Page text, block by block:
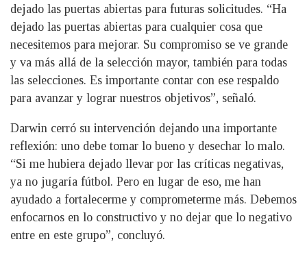
dejado las puertas abiertas para futuras solicitudes. “Ha
dejado las puertas abiertas para cualquier cosa que
necesitemos para mejorar. Su compromiso se ve grande
y va más allá de la selección mayor, también para todas
las selecciones. Es importante contar con ese respaldo
para avanzar y lograr nuestros objetivos”, señaló.
Darwin cerró su intervención dejando una importante
reflexión: uno debe tomar lo bueno y desechar lo malo.
“Si me hubiera dejado llevar por las críticas negativas,
ya no jugaría fútbol. Pero en lugar de eso, me han
ayudado a fortalecerme y comprometerme más. Debemos
enfocarnos en lo constructivo y no dejar que lo negativo
entre en este grupo”, concluyó.